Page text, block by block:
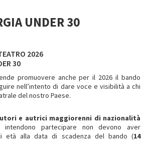
UNDER 30
2026
30
promuovere anche per il 2026 il bando
nell’intento di dare voce e visibilità a chi
del nostro Paese.
e autrici maggiorenni di nazionalità
partecipare non devono aver
età alla data di scadenza del bando (14